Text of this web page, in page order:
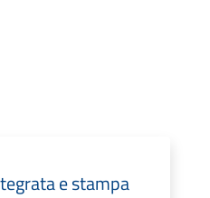
e stampa